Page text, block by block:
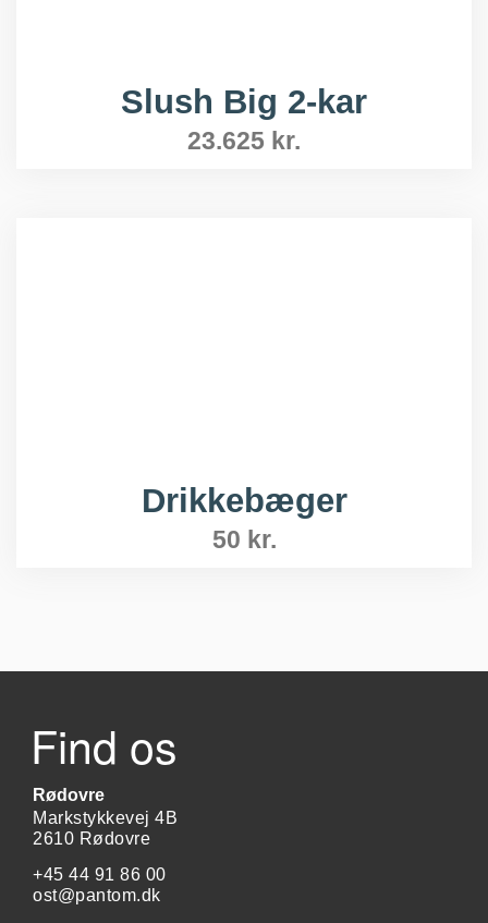
Slush Big 2-kar
23.625 kr.
Drikkebæger
50 kr.
Find os
Rødovre
Markstykkevej 4B
2610 Rødovre
+45 44 91 86 00
ost@pantom.dk